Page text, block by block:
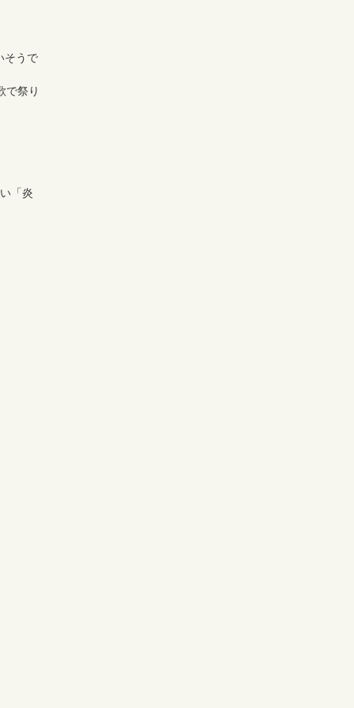
そうで
で祭り
「炎